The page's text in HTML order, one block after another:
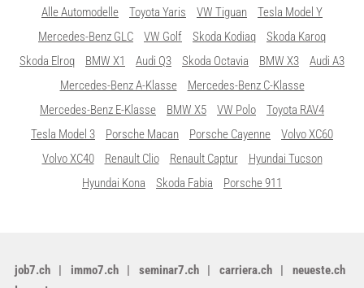
Alle Automodelle Toyota Yaris VW Tiguan
Tesla Model Y
Mercedes-Benz GLC
VW Golf Skoda Kodiaq
Skoda Karoq
Skoda Elroq
BMW X1 Audi Q3 Skoda Octavia BMW X3
Audi A3
Mercedes-Benz A-Klasse
Mercedes-Benz C-Klasse
Mercedes-Benz E-Klasse
BMW X5 VW Polo
Toyota RAV4
Tesla Model 3
Porsche Macan Porsche Cayenne
Volvo XC60
Volvo XC40
Renault Clio Renault Captur
Hyundai Tucson
Hyundai Kona
Skoda Fabia Porsche 911
job7.ch immo7.ch seminar7.ch carriera.ch
neueste.ch